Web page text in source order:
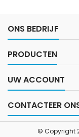
ONS BEDRIJF
PRODUCTEN
UW ACCOUNT
CONTACTEER
© Copyright